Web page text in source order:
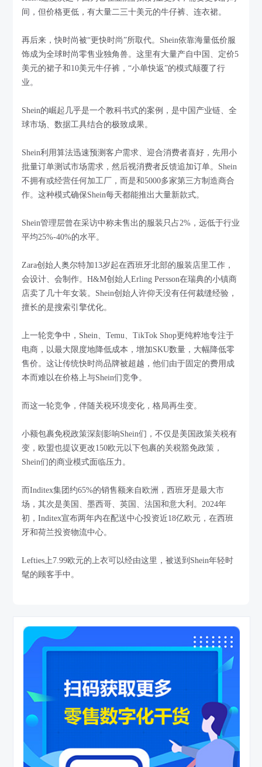
间，但价格更低，有大量二三十美元的牛仔裤、连衣裙。
再后来，快时尚被“更快时尚”所取代。Shein依靠海量低价服
饰成为全球时尚零售业独角兽。这里有大量产自中国、定价5
美元的裙子和10美元牛仔裤，“小单快返”的模式颠覆了行
业。
Shein的崛起几乎是一个教科书式的案例，是中国产业链、全
球市场、数据工具结合的极致成果。
Shein利用算法迅速预测客户需求、迎合消费者喜好，先用小
批量订单测试市场需求，然后视消费者反馈追加订单。Shein
不拥有或经营任何加工厂，而是和5000多家第三方制造商合
作。这种模式确保Shein每天都能推出大量新款式。
Shein管理层曾在采访中称未售出的服装只占2%，远低于行业
平均25%-40%的水平。
Zara创始人奥尔特加13岁起在西班牙北部的服装店里工作，
会设计、会制作。H&M创始人Erling Persson在瑞典的小镇商
店卖了几十年女装。Shein创始人许仰天没有任何裁缝经验，
擅长的是搜索引擎优化。
上一轮竞争中，Shein、Temu、TikTok Shop更纯粹地专注于
电商，以最大限度地降低成本，增加SKU数量，大幅降低零
售价。这让传统快时尚品牌被超越，他们由于固定的费用成
本而难以在价格上与Shein们竞争。
而这一轮竞争，伴随关税环境变化，格局再生变。
小额包裹免税政策深刻影响Shein们，不仅是美国政策关税有
变，欧盟也提议更改150欧元以下包裹的关税豁免政策，
Shein们的商业模式面临压力。
而Inditex集团约65%的销售额来自欧洲，西班牙是最大市
场，其次是美国、墨西哥、英国、法国和意大利。2024年
初，Inditex宣布两年内在配送中心投资近18亿欧元，在西班
牙和荷兰投资物流中心。
Lefties上7.99欧元的上衣可以经由这里，被送到Shein年轻时
髦的顾客手中。